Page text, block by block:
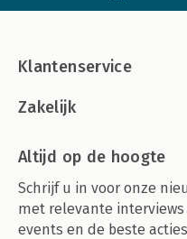
Klantenservice
Zakelijk
Altijd op de hoogte
Schrijf u in voor onze
met relevante
events en de beste